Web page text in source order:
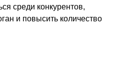
среди конкурентов,
и повысить количество